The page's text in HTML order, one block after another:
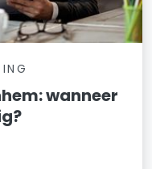
wanneer